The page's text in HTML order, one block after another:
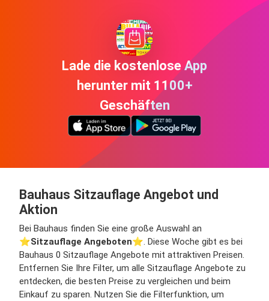
Lade die kostenlose App
herunter mit 1100+
Geschäften
Bauhaus Sitzauflage Angebot und
Aktion
Bei Bauhaus finden Sie eine große Auswahl an
⭐️Sitzauflage Angeboten⭐️. Diese Woche gibt es bei
Bauhaus 0 Sitzauflage Angebote mit attraktiven Preisen.
Entfernen Sie Ihre Filter, um alle Sitzauflage Angebote zu
entdecken, die besten Preise zu vergleichen und beim
Einkauf zu sparen. Nutzen Sie die Filterfunktion, um